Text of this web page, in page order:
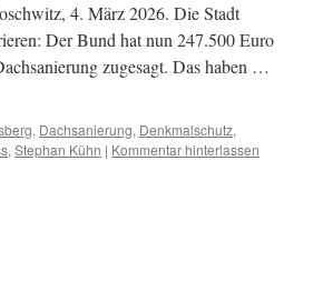
4. März 2026. Die Stadt
Der Bund hat nun 247.500 Euro
zugesagt. Das haben …
, Dachsanierung, Denkmalschutz,
, Stephan Kühn | Kommentar hinterlassen